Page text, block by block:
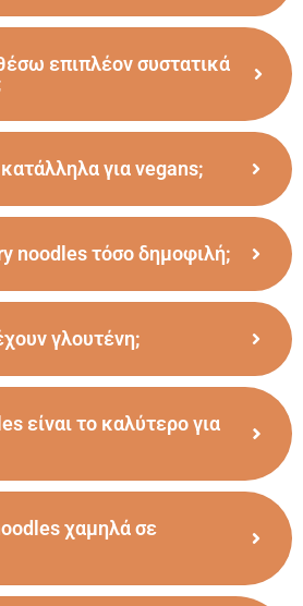
επιπλέον συστατικά
για vegans;
noodles τόσο δημοφιλή;
γλουτένη;
είναι το καλύτερο για
χαμηλά σε